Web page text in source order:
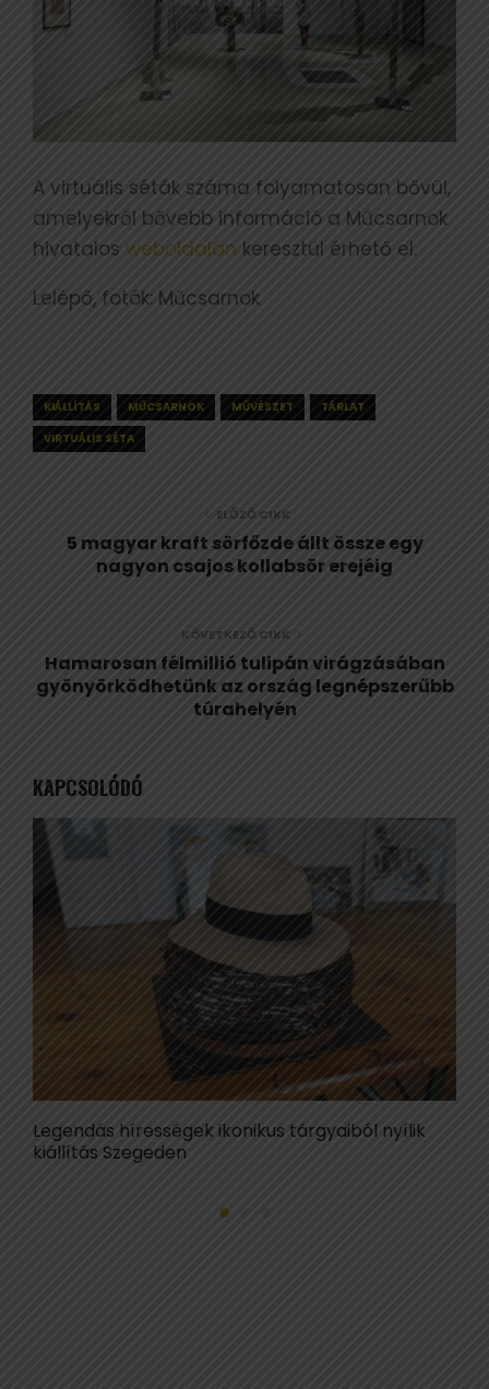
A virtuális séták száma folyamatosan bővül,
amelyekről bővebb információ a Műcsarnok
hivatalos weboldalán keresztül érhető el.
Lelépő, fotók: Műcsarnok
KIÁLLÍTÁS MŰCSARNOK MŰVÉSZET
TÁRLAT
VIRTUÁLIS SÉTA
ELŐZŐ CIKK
5 magyar kraft sörfőzde állt össze egy
nagyon csajos kollabsör erejéig
KÖVETKEZŐ CIKK
Hamarosan félmillió tulipán virágzásában
gyönyörködhetünk az ország legnépszerűbb
túrahelyén
KAPCSOLÓDÓ
Legendás hírességek ikonikus tárgyaiból nyílik
kiállítás Szegeden